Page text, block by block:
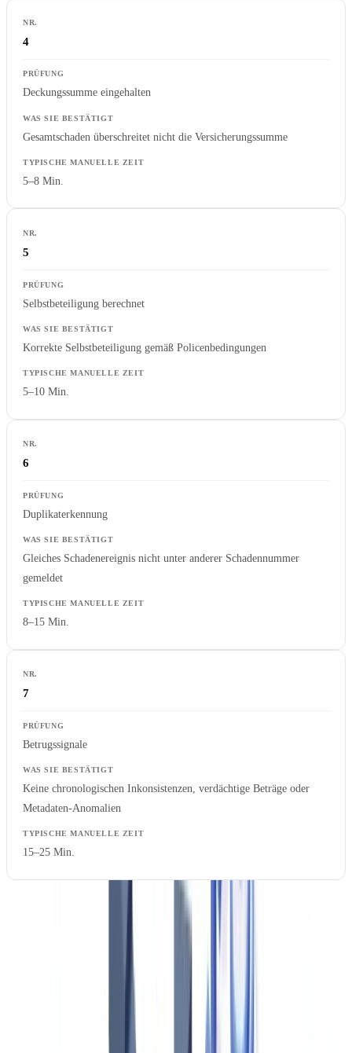
4
Deckungssumme eingehalten
Gesamtschaden überschreitet nicht die Versicherungssumme
5–8 Min.
5
Selbstbeteiligung berechnet
Korrekte Selbstbeteiligung gemäß Policenbedingungen
5–10 Min.
6
Duplikaterkennung
Gleiches Schadenereignis nicht unter anderer Schadennummer
gemeldet
8–15 Min.
7
Betrugssignale
Keine chronologischen Inkonsistenzen, verdächtige Beträge oder
Metadaten-Anomalien
15–25 Min.
alle sieben Prüfungen in unter 90 Sekunden durch.
Vorher: Manuelle Dokumentenbearbeitung